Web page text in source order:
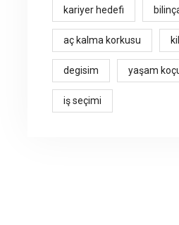
kariyer hedefi
aç kalma korkusu
degisim yaşam
iş seçimi